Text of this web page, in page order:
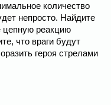
количество
непросто. Найдите
цепную реакцию
что враги будут
героя стрелами